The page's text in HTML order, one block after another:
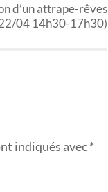
d’un attrape-rêves
04 14h30-17h30)
indiqués avec*